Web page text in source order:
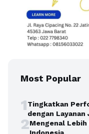
Most Popular
1Tingkatkan
dengan
2Mengenal